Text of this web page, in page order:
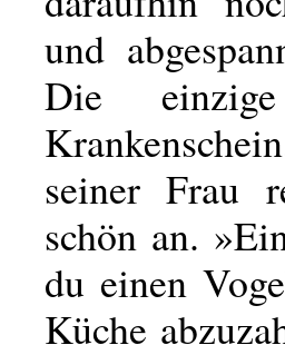
und
Die
seiner Frau
schön an.
du einen
Küche